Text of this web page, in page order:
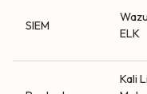
SIEM
ELK
Kali